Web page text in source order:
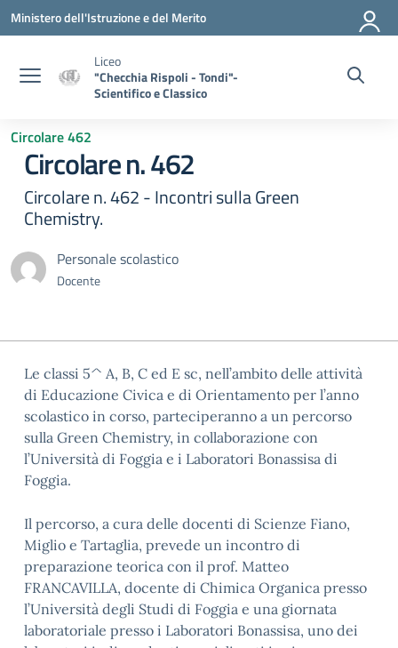
Vai ai contenuti
Vai al menu di navigazione
Vai al footer
Ministero dell'Istruzione e del Merito
Liceo
"Checchia Rispoli - Tondi"-
Scientifico e Classico
Circolare 462
Circolare n. 462
Circolare n. 462 - Incontri sulla Green
Chemistry.
Personale scolastico
Docente
Le classi 5^ A, B, C ed E sc, nell’ambito delle attività
di Educazione Civica e di Orientamento per l’anno
scolastico in corso, parteciperanno a un percorso
sulla Green Chemistry, in collaborazione con
l’Università di Foggia e i Laboratori Bonassisa di
Foggia.
Il percorso, a cura delle docenti di Scienze Fiano,
Miglio e Tartaglia, prevede un incontro di
preparazione teorica con il prof. Matteo
FRANCAVILLA, docente di Chimica Organica presso
l’Università degli Studi di Foggia e una giornata
laboratoriale presso i Laboratori Bonassisa, uno dei